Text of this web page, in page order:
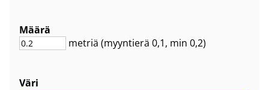
Määrä
metriä (myyntierä 0,1, min 0,2)
Väri